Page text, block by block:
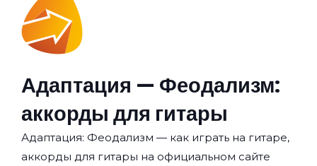
Адаптация — Феодализм:
аккорды для гитары
Адаптация: Феодализм — как играть на гитаре,
аккорды для гитары на официальном сайте